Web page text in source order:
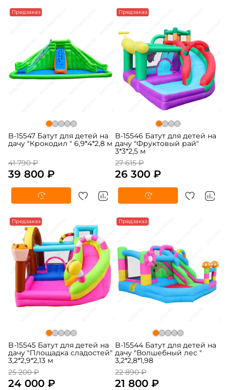
-5% Предзаказ
B-15547 Батут для детей на
дачу "Крокодил " 6,9*4*2,8 м
41 790 ₽
39 800 ₽
-5% Предзаказ
B-15546 Батут для детей на
дачу "Фруктовый рай"
3*3*2,5 м
27 615 ₽
26 300 ₽
-5% Предзаказ
B-15545 Батут для детей на
дачу "Площадка сладостей"
3,2*2,9*2,13 м
25 200 ₽
24 000 ₽
-5% Предзаказ
B-15544 Батут для детей на
дачу "Волшебный лес "
3,2*2,8*1,98
22 890 ₽
21 800 ₽